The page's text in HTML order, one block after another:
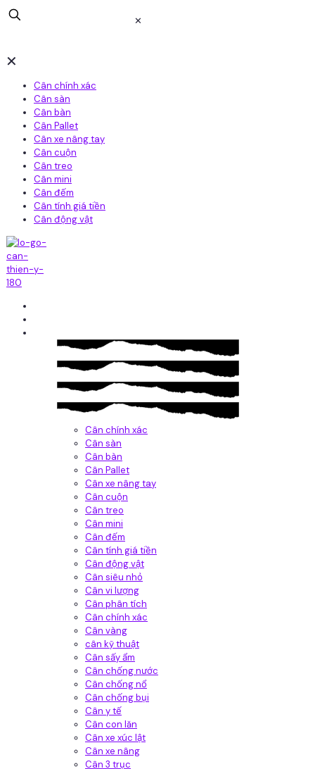
✕
✕
Cân chính xác
Cân sàn
Cân bàn
Cân Pallet
Cân xe nâng tay
Cân cuộn
Cân treo
Cân mini
Cân đếm
Cân tính giá tiền
Cân động vật
Cân chính xác
Cân sàn
Cân bàn
Cân Pallet
Cân xe nâng tay
Cân cuộn
Cân treo
Cân mini
Cân đếm
Cân tính giá tiền
Cân động vật
Cân siêu nhỏ
Cân vi lượng
Cân phân tích
Cân chính xác
Cân vàng
cân kỹ thuật
Cân sấy ẩm
Cân chống nước
Cân chống nổ
Cân chống bụi
Cân y tế
Cân con lăn
Cân xe xúc lật
Cân xe nâng
Cân 3 trục